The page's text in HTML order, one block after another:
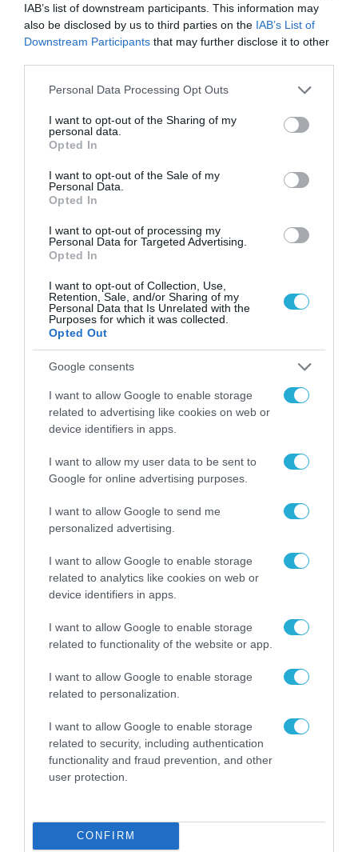
IAB’s list of downstream participants. This information may
also be disclosed by us to third parties on the IAB’s List of
Downstream Participants that may further disclose it to other
Please note that this website/app uses one or more Google
not limited to your visit or usage behaviour. You may click to
grant or deny consent to Google and its third-party tags to
use your data for below specified purposes in below Google
consent section.
Personal Data Processing Opt Outs
I want to opt-out of the Sharing of my
personal data.
Opted In
I want to opt-out of the Sale of my
Personal Data.
Opted In
I want to opt-out of processing my
Personal Data for Targeted Advertising.
Opted In
I want to opt-out of Collection, Use,
Retention, Sale, and/or Sharing of my
Personal Data that Is Unrelated with the
Purposes for which it was collected.
Opted Out
Google consents
I want to allow Google to enable storage
related to advertising like cookies on web or
device identifiers in apps.
I want to allow my user data to be sent to
Google for online advertising purposes.
I want to allow Google to send me
personalized advertising.
I want to allow Google to enable storage
related to analytics like cookies on web or
device identifiers in apps.
I want to allow Google to enable storage
related to functionality of the website or app.
I want to allow Google to enable storage
related to personalization.
I want to allow Google to enable storage
related to security, including authentication
functionality and fraud prevention, and other
user protection.
CONFIRM
Οργανωμένου Εγκλήματος Κρήτης (Τ.Α.Ο.Ε.Κ.),
με έδρα το Ηράκλειο Κρήτης.
νέας Διεύθυνσης, ενισχύει τη δυνατότητά
της να προστατεύει τη δημόσια τάξη και
ασφάλεια, αντιμετωπίζοντας τις
εγκληματικές οργανώσεις με
αποφασιστικότητα και αποτελεσματικότητα,
αισθήματος ασφαλείας και εμπιστοσύνης
Δείτε την Παρουσίαση με σημαντικές
υποθέσεις που χειρίστηκαν οι Υπηρεσίες